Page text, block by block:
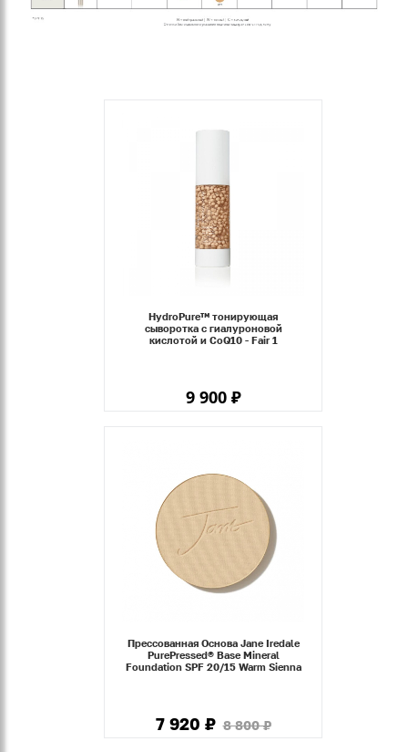
HydroPure™ тонирующая
сыворотка с гиалуроновой
кислотой и CoQ10 - Fair 1
9 900 ₽
Прессованная Основа Jane Iredale
PurePressed® Base Mineral
Foundation SPF 20/15 Warm Sienna
7 920 ₽ 8 800 ₽